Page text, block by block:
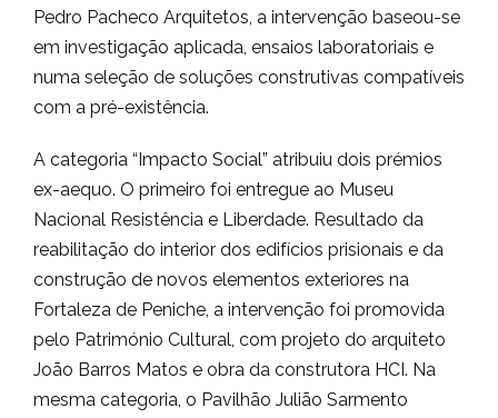
Pedro Pacheco Arquitetos, a intervenção baseou-se
em investigação aplicada, ensaios laboratoriais e
numa seleção de soluções construtivas compatíveis
com a pré-existência.
A categoria “Impacto Social” atribuiu dois prémios
ex-aequo. O primeiro foi entregue ao Museu
Nacional Resistência e Liberdade. Resultado da
reabilitação do interior dos edifícios prisionais e da
construção de novos elementos exteriores na
Fortaleza de Peniche, a intervenção foi promovida
pelo Património Cultural, com projeto do arquiteto
João Barros Matos e obra da construtora HCI. Na
mesma categoria, o Pavilhão Julião Sarmento